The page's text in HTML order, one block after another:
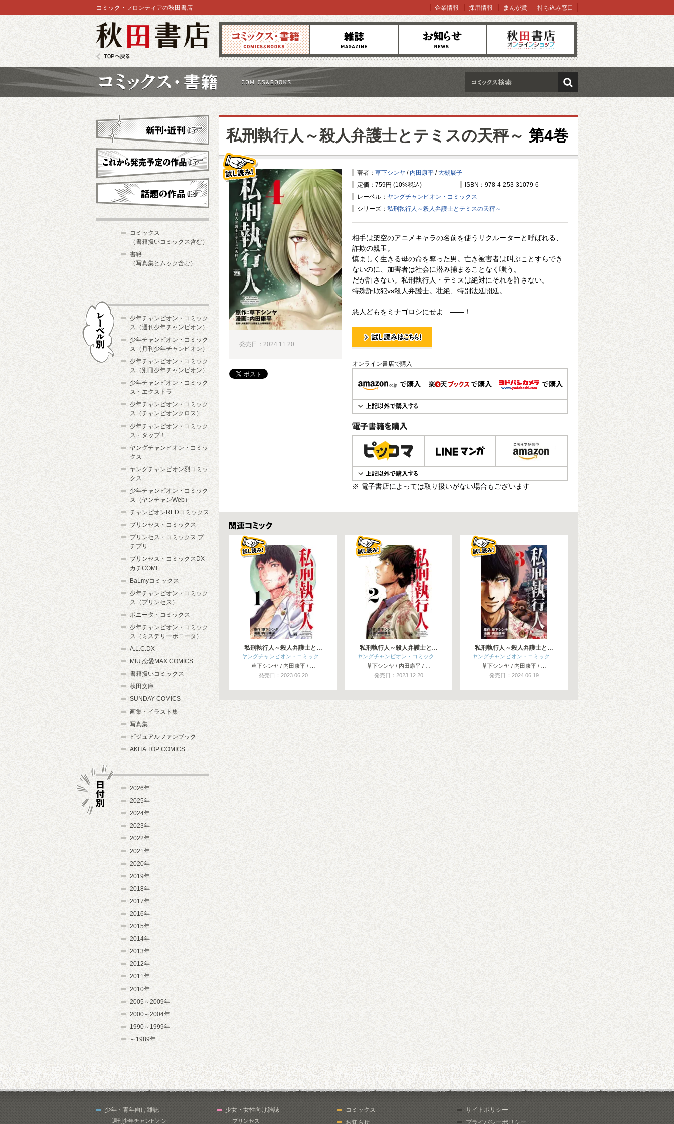
コミックス 雑誌 お知らせ オンラインショップ
コミック・フロンティアの秋田書店 企業情報 採用情報 まんが賞 持ち込み窓口
検索
私刑執行人～殺人弁護士とテミスの天秤～ 第4巻
著者： 草下シンヤ / 内田康平 / 大槻展子
定価：759円 (10%税込)
ISBN：978-4-253-31079-6
レーベル： ヤングチャンピオン・コミックス
シリーズ： 私刑執行人～殺人弁護士とテミスの天秤～
相手は架空のアニメキャラの名前を使うリクルーターと呼ばれる、
詐欺の親玉。
慎ましく生きる母の命を奪った男。亡き被害者は叫ぶことすらでき
ないのに、加害者は社会に潜み捕まることなく嗤う。
だが許さない。私刑執行人・テミスは絶対にそれを許さない。
特殊詐欺犯vs殺人弁護士。壮絶、特別法廷開廷。
悪人どもをミナゴロシにせよ…――！
試し読み！
オンライン書店で購入
電子書籍で購入
※ 電子書店によっては取り扱いがない場合もございます
発売日：2024.11.20
関連コミックス
私刑執行人～殺人弁護士と…
ヤングチャンピオン・コミック…
草下シンヤ / 内田康平 / …
発売日：2023.06.20
私刑執行人～殺人弁護士と…
ヤングチャンピオン・コミック…
草下シンヤ / 内田康平 / …
発売日：2023.12.20
私刑執行人～殺人弁護士と…
ヤングチャンピオン・コミック…
草下シンヤ / 内田康平 / …
発売日：2024.06.19
新刊・近刊
これから発売予定
コミックス
（書籍扱いコミックス含む）
書籍
（写真集とムック含む）
少年チャンピオン・コミック
ス（週刊少年チャンピオン）
少年チャンピオン・コミック
ス（月刊少年チャンピオン）
少年チャンピオン・コミック
ス（別冊少年チャンピオン）
少年チャンピオン・コミック
ス・エクストラ
少年チャンピオン・コミック
ス（チャンピオンクロス）
少年チャンピオン・コミック
ス・タップ！
ヤングチャンピオン・コミッ
クス
ヤングチャンピオン烈コミッ
クス
少年チャンピオン・コミック
ス（ヤンチャンWeb）
チャンピオンREDコミックス
プリンセス・コミックス
プリンセス・コミックス プ
チプリ
プリンセス・コミックスDX
カチCOMI
BaLmyコミックス
少年チャンピオン・コミック
ス（プリンセス）
ボニータ・コミックス
少年チャンピオン・コミック
ス（ミステリーボニータ）
A.L.C.DX
MIU 恋愛MAX COMICS
書籍扱いコミックス
秋田文庫
SUNDAY COMICS
画集・イラスト集
写真集
ビジュアルファンブック
AKITA TOP COMICS
2026年
2025年
2024年
2023年
2022年
2021年
2020年
2019年
2018年
2017年
2016年
2015年
2014年
2013年
2012年
2011年
2010年
2005～2009年
2000～2004年
1990～1999年
～1989年
少年・青年向け雑誌
週刊少年チャンピオン
少女・女性向け雑誌
プリンセス
コミックス
お知らせ
サイトポリシー
プライバシーポリシー